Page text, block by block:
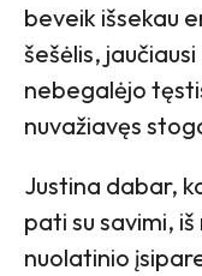
beveik išsekau
šešėlis,
nebegalėjo
nuvažiavęs
Justina dabar,
pati su savimi,
nuolatinio